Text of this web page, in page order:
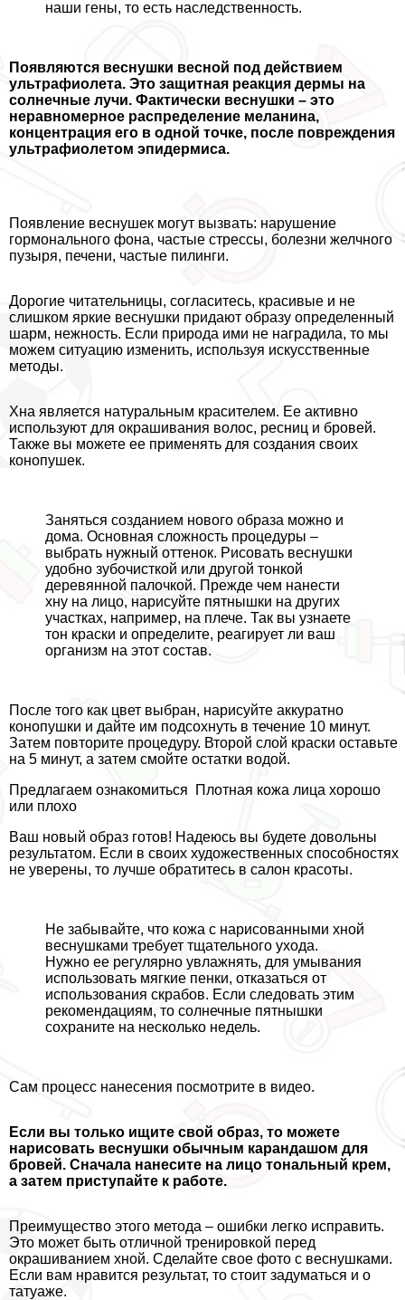
наши гены, то есть наследственность.
Появляются веснушки весной под действием
ультрафиолета. Это защитная реакция дермы на
солнечные лучи. Фактически веснушки – это
неравномерное распределение меланина,
концентрация его в одной точке, после повреждения
ультрафиолетом эпидермиса.
Появление веснушек могут вызвать: нарушение
гормонального фона, частые стрессы, болезни желчного
пузыря, печени, частые пилинги.
Дорогие читательницы, согласитесь, красивые и не
слишком яркие веснушки придают образу определенный
шарм, нежность. Если природа ими не наградила, то мы
можем ситуацию изменить, используя искусственные
методы.
Хна является натуральным красителем. Ее активно
используют для окрашивания волос, ресниц и бровей.
Также вы можете ее применять для создания своих
конопушек.
Заняться созданием нового образа можно и
дома. Основная сложность процедуры –
выбрать нужный оттенок. Рисовать веснушки
удобно зубочисткой или другой тонкой
деревянной палочкой. Прежде чем нанести
хну на лицо, нарисуйте пятнышки на других
участках, например, на плече. Так вы узнаете
тон краски и определите, реагирует ли ваш
организм на этот состав.
После того как цвет выбран, нарисуйте аккуратно
конопушки и дайте им подсохнуть в течение 10 минут.
Затем повторите процедуру. Второй слой краски оставьте
на 5 минут, а затем смойте остатки водой.
Предлагаем ознакомиться
Плотная кожа лица хорошо
или плохо
Ваш новый образ готов! Надеюсь вы будете довольны
результатом. Если в своих художественных способностях
не уверены, то лучше обратитесь в салон красоты.
Не забывайте, что кожа с нарисованными хной
веснушками требует тщательного ухода.
Нужно ее регулярно увлажнять, для умывания
использовать мягкие пенки, отказаться от
использования скрабов. Если следовать этим
рекомендациям, то солнечные пятнышки
сохраните на несколько недель.
Сам процесс нанесения посмотрите в видео.
Если вы только ищите свой образ, то можете
нарисовать веснушки обычным карандашом для
бровей. Сначала нанесите на лицо тональный крем,
а затем приступайте к работе.
Преимущество этого метода – ошибки легко исправить.
Это может быть отличной тренировкой перед
окрашиванием хной. Сделайте свое фото с веснушками.
Если вам нравится результат, то стоит задуматься и о
татуаже.